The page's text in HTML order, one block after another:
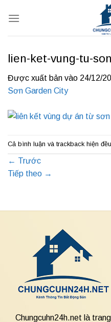
qua
lien-ket-vung-tu-
Được xuất bản vào 24/12/
Sơn Garden City
Cả bình luận và trackback hiện
← Trước
Tiếp theo →
Chungcuhn24h.net là